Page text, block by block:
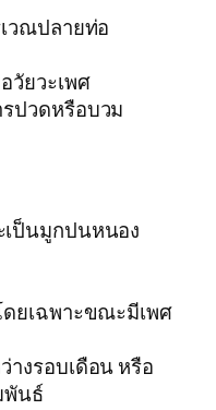
วณปลายท่อ
วัยวะเพศ
ปวดหรือบวม
ป็นมูกปนหนอง
ยเฉพาะขณะมีเพศ
างรอบเดือน หรือ
พันธ์